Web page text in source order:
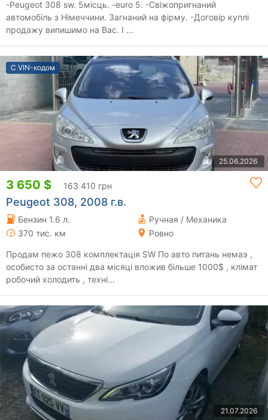
-Peugeot 308 sw. 5місць. -euro 5. -Свіжопригнаний
автомобіль з Німеччини. Загнаний на фірму. -Договір куплі
продажу випишимо на Вас. І ...
С VIN-кодом
25.06.2026
3 650 $ 163 410 грн
Peugeot 308, 2008 г.в.
Бензин 1.6 л.
Ручная / Механика
370 тис. км
Ровно
Продам пежо 308 комплектація SW По авто питань немаэ ,
особисто за останні два місяці вложив більше 1000$ , клімат
робочий холодить , техні...
21.07.2026